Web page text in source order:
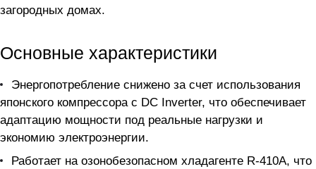
загородных домах.
Основные характеристики
Энергопотребление снижено за счет использования
японского компрессора с DC Inverter, что обеспечивает
адаптацию мощности под реальные нагрузки и
экономию электроэнергии.
Работает на озонобезопасном хладагенте R-410A, что